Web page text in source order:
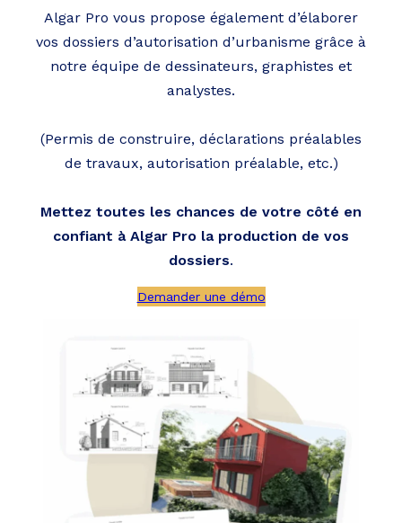
Algar Pro vous propose également d’élaborer
vos dossiers d’autorisation d’urbanisme grâce à
notre équipe de dessinateurs, graphistes et
analystes.
(Permis de construire, déclarations préalables
de travaux, autorisation préalable, etc.)
Mettez toutes les chances de votre côté en
confiant à Algar Pro la production de vos
dossiers.
Demander une démo